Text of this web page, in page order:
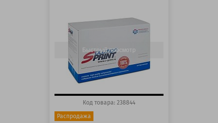
150 баллов
Быстрый просмотр
Код товара: 238844
Распродажа